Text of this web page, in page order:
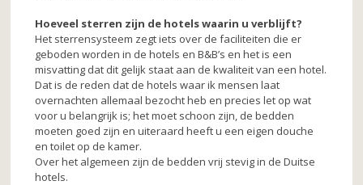
Hoeveel sterren zijn de hotels waarin u verblijft?
Het sterrensysteem zegt iets over de faciliteiten die er
geboden worden in de hotels en B&B’s en het is een
misvatting dat dit gelijk staat aan de kwaliteit van een hotel.
Dat is de reden dat de hotels waar ik mensen laat
overnachten allemaal bezocht heb en precies let op wat
voor u belangrijk is; het moet schoon zijn, de bedden
moeten goed zijn en uiteraard heeft u een eigen douche
en toilet op de kamer.
Over het algemeen zijn de bedden vrij stevig in de Duitse
hotels.